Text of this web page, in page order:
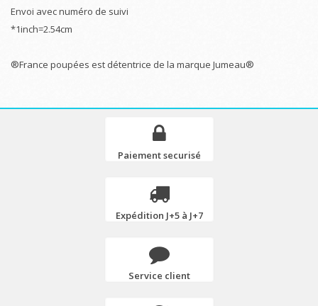
Envoi avec numéro de suivi
*1inch=2.54cm
®France poupées est détentrice de la marque Jumeau®
Paiement securisé
Expédition J+5 à J+7
Service client